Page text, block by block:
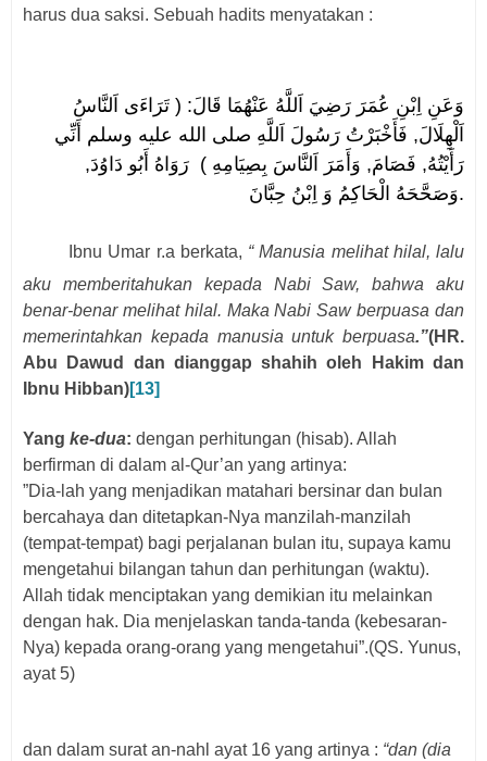
harus dua saksi. Sebuah hadits menyatakan :
وَعَنِ اِبْنِ عُمَرَ رَضِيَ اَللَّهُ عَنْهُمَا قَالَ: ( تَرَاءَى اَلنَّاسُ
اَلْهِلَالَ, فَأَخْبَرْتُ رَسُولَ اَللَّهِ صلى الله عليه وسلم أَنِّي
رَأَيْتُهُ, فَصَامَ, وَأَمَرَ اَلنَّاسَ بِصِيَامِهِ ) رَوَاهُ أَبُو دَاوُدَ,
وَصَحَّحَهُ الْحَاكِمُ وَ اِبْنُ حِبَّانَ .
Ibnu Umar r.a berkata, “ Manusia melihat hilal, lalu
aku memberitahukan kepada Nabi Saw, bahwa aku
benar-benar melihat hilal. Maka Nabi Saw berpuasa dan
memerintahkan kepada manusia untuk berpuasa.”(HR.
Abu Dawud dan dianggap shahih oleh Hakim dan
Ibnu Hibban)[13]
Yang ke-dua: dengan perhitungan (hisab). Allah
berfirman di dalam al-Qur’an yang artinya:
”Dia-lah yang menjadikan matahari bersinar dan bulan
bercahaya dan ditetapkan-Nya manzilah-manzilah
(tempat-tempat) bagi perjalanan bulan itu, supaya kamu
mengetahui bilangan tahun dan perhitungan (waktu).
Allah tidak menciptakan yang demikian itu melainkan
dengan hak. Dia menjelaskan tanda-tanda (kebesaran-
Nya) kepada orang-orang yang mengetahui”.(QS. Yunus,
ayat 5)
dan dalam surat an-nahl ayat 16 yang artinya : “dan (dia